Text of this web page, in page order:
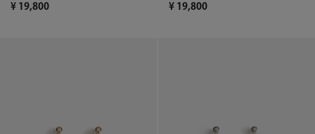
¥ 19,800
¥ 19,800